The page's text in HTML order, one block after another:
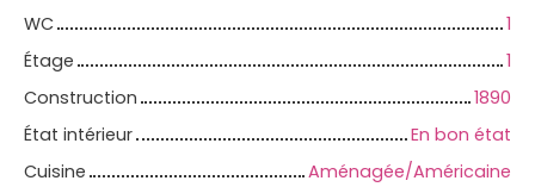
WC
1
Étage
1
Construction
1890
État intérieur
En bon état
Cuisine
Aménagée/Américaine